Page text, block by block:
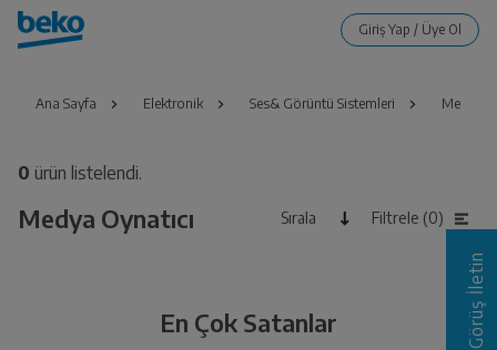
Ana Sayfa Elektronik Ses& Görüntü Sistemleri Medya
0 ürün listelendi.
Medya Oynatıcı Sırala Filtrele (0)
En Çok Satanlar Görüş İletin